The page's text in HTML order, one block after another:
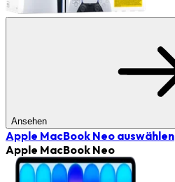
Ansehen
Apple MacBook Neo auswählen
Apple MacBook Neo